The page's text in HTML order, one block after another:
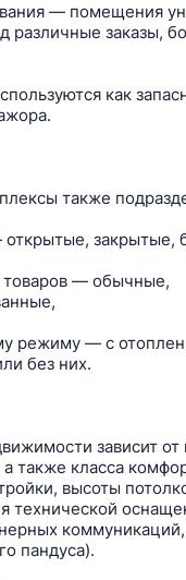
— помещения
различные заказы,
как
также
закрытые,
— обычные,
режиму — c
без них.
зависит от
также класса
высоты
технической
коммуникаций,
пандуса).